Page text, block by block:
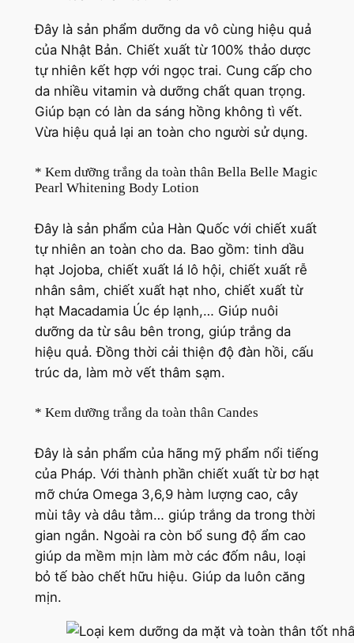
Đây là sản phẩm dưỡng da vô cùng hiệu quả
của Nhật Bản. Chiết xuất từ 100% thảo dược
tự nhiên kết hợp với ngọc trai. Cung cấp cho
da nhiều vitamin và dưỡng chất quan trọng.
Giúp bạn có làn da sáng hồng không tì vết.
Vừa hiệu quả lại an toàn cho người sử dụng.
* Kem dưỡng trắng da toàn thân Bella Belle Magic
Pearl Whitening Body Lotion
Đây là sản phẩm của Hàn Quốc với chiết xuất
tự nhiên an toàn cho da. Bao gồm: tinh dầu
hạt Jojoba, chiết xuất lá lô hội, chiết xuất rễ
nhân sâm, chiết xuất hạt nho, chiết xuất từ
hạt Macadamia Úc ép lạnh,… Giúp nuôi
dưỡng da từ sâu bên trong, giúp trắng da
hiệu quả. Đồng thời cải thiện độ đàn hồi, cấu
trúc da, làm mờ vết thâm sạm.
* Kem dưỡng trắng da toàn thân Candes
Đây là sản phẩm của hãng mỹ phẩm nổi tiếng
của Pháp. Với thành phần chiết xuất từ bơ hạt
mỡ chứa Omega 3,6,9 hàm lượng cao, cây
mùi tây và dâu tằm… giúp trắng da trong thời
gian ngắn. Ngoài ra còn bổ sung độ ẩm cao
giúp da mềm mịn làm mờ các đốm nâu, loại
bỏ tế bào chết hữu hiệu. Giúp da luôn căng
mịn.